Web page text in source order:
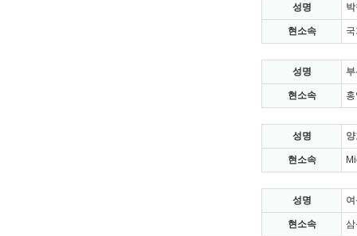
성명
현소속
성명
현소속
성명
현소속
성명
현소속